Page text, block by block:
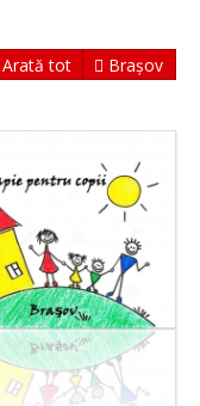
Arată tot Brașov